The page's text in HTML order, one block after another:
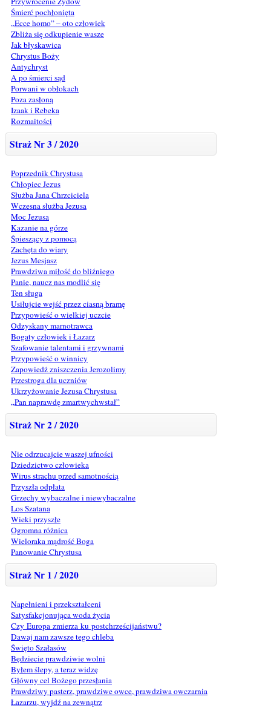
Śmierć pochłonięta
„Ecce homo” – oto człowiek
Zbliża się odkupienie wasze
Jak błyskawica
Chrystus Boży
Antychryst
A po śmierci sąd
Porwani w obłokach
Poza zasłoną
Izaak i Rebeka
Rozmaitości
Straż Nr 3 / 2020
Poprzednik Chrystusa
Chłopiec Jezus
Służba Jana Chrzciciela
Wczesna służba Jezusa
Moc Jezusa
Kazanie na górze
Śpieszący z pomocą
Zachęta do wiary
Jezus Mesjasz
Prawdziwa miłość do bliźniego
Panie, naucz nas modlić się
Ten sługa
Usiłujcie wejść przez ciasną bramę
Przypowieść o wielkiej uczcie
Odzyskany marnotrawca
Bogaty człowiek i Łazarz
Szafowanie talentami i grzywnami
Przypowieść o winnicy
Zapowiedź zniszczenia Jerozolimy
Przestroga dla uczniów
Ukrzyżowanie Jezusa Chrystusa
„Pan naprawdę zmartwychwstał”
Straż Nr 2 / 2020
Nie odrzucajcie waszej ufności
Dziedzictwo człowieka
Wirus strachu przed samotnością
Przyszła odpłata
Grzechy wybaczalne i niewybaczalne
Los Szatana
Wieki przyszłe
Ogromna różnica
Wieloraka mądrość Boga
Panowanie Chrystusa
Straż Nr 1 / 2020
Napełnieni i przekształceni
Satysfakcjonująca woda życia
Czy Europa zmierza ku postchrześcijaństwu?
Dawaj nam zawsze tego chleba
Święto Szałasów
Będziecie prawdziwie wolni
Byłem ślepy, a teraz widzę
Główny cel Bożego przesłania
Prawdziwy pasterz, prawdziwe owce, prawdziwa owczarnia
Łazarzu, wyjdź na zewnątrz